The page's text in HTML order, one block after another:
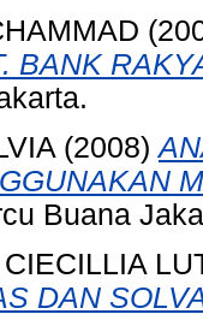
BANK
(2008)
Buana
DAN